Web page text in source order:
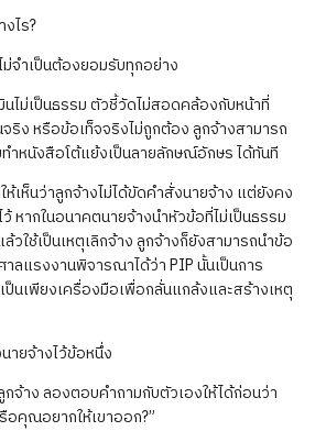
ไร?
จำเป็นต้องยอมรับทุกอย่าง
นไม่เป็นธรรม ตัวชี้วัดไม่สอดคล้องกับหน้าที่
จริง หรือข้อเท็จจริงไม่ถูกต้อง ลูกจ้างสามารถ
ำหนังสือโต้แย้งเป็นลายลักษณ์อักษร ได้ทันที
ห้เห็นว่าลูกจ้างไม่ได้ขัดคำสั่งนายจ้าง แต่ยังคง
หากในอนาคตนายจ้างนำหัวข้อที่ไม่เป็นธรรม
ล้วใช้เป็นเหตุเลิกจ้าง ลูกจ้างก็ยังสามารถนำข้อ
าลแรงงานพิจารณาได้ว่า PIP นั้นเป็นการ
นเพียงเครื่องมือเพื่อกลั่นแกล้งและสร้างเหตุ
ายจ้างไว้ข้อหนึ่ง
กจ้าง ลองตอบคำถามกับตัวเองให้ได้ก่อนว่า
อคุณอยากให้เขาออก?”